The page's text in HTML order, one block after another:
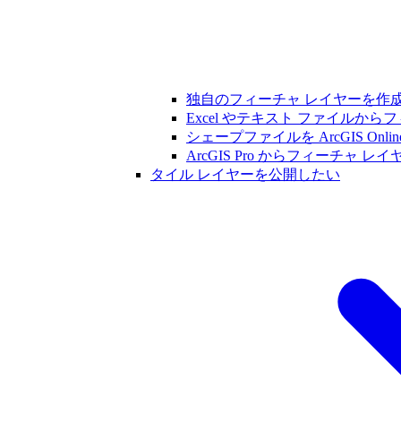
独自のフィーチャ レイヤーを作
Excel やテキスト ファイルから
シェープファイルを ArcGIS
ArcGIS Pro からフィーチャ レイ
タイル レイヤーを公開したい